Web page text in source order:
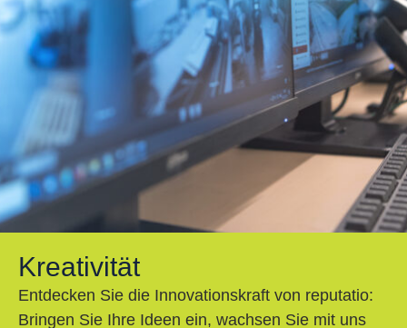
Kreativität
Entdecken Sie die Innovationskraft von reputatio:
Bringen Sie Ihre Ideen ein, wachsen Sie mit uns